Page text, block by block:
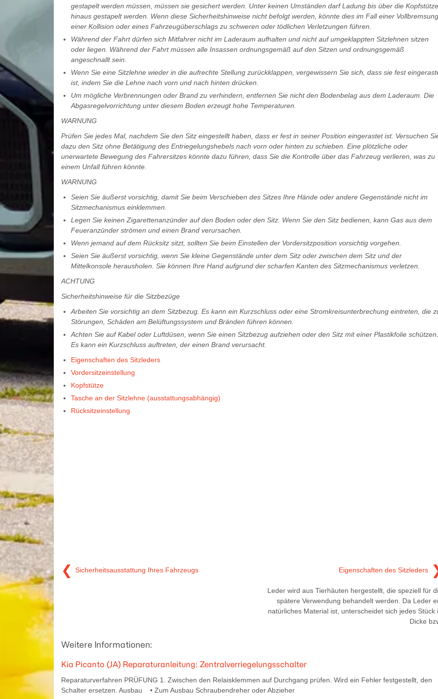
gestapelt werden müssen, müssen sie gesichert werden. Unter keinen Umständen darf Ladung bis über die
hinaus gestapelt werden. Wenn diese Sicherheitshinweise nicht befolgt werden, könnte dies im Fall einer
einer Kollision oder eines Fahrzeugüberschlags zu schweren oder tödlichen Verletzungen führen.
Während der Fahrt dürfen sich Mitfahrer nicht im Laderaum aufhalten und nicht auf umgeklappten Sitzlehnen sitzen
oder liegen. Während der Fahrt müssen alle Insassen ordnungsgemäß auf den Sitzen und ordnungsgemäß
angeschnallt sein.
Wenn Sie eine Sitzlehne wieder in die aufrechte Stellung zurückklappen, vergewissern Sie sich, dass sie fest
ist, indem Sie die Lehne nach vorn und nach hinten drücken.
Um mögliche Verbrennungen oder Brand zu verhindern, entfernen Sie nicht den Bodenbelag aus dem Laderaum. Die
Abgasregelvorrichtung unter diesem Boden erzeugt hohe Temperaturen.
WARNUNG
Prüfen Sie jedes Mal, nachdem Sie den Sitz eingestellt haben, dass er fest in seiner Position eingerastet ist. Versuchen
dazu den Sitz ohne Betätigung des Entriegelungshebels nach vorn oder hinten zu schieben. Eine plötzliche oder
unerwartete Bewegung des Fahrersitzes könnte dazu führen, dass Sie die Kontrolle über das Fahrzeug verlieren, was zu
einem Unfall führen könnte.
WARNUNG
Seien Sie äußerst vorsichtig, damit Sie beim Verschieben des Sitzes Ihre Hände oder andere Gegenstände nicht im
Sitzmechanismus einklemmen.
Legen Sie keinen Zigarettenanzünder auf den Boden oder den Sitz. Wenn Sie den Sitz bedienen, kann Gas aus dem
Feueranzünder strömen und einen Brand verursachen.
Wenn jemand auf dem Rücksitz sitzt, sollten Sie beim Einstellen der Vordersitzposition vorsichtig vorgehen.
Seien Sie äußerst vorsichtig, wenn Sie kleine Gegenstände unter dem Sitz oder zwischen dem Sitz und der
Mittelkonsole herausholen. Sie können Ihre Hand aufgrund der scharfen Kanten des Sitzmechanismus verletzen.
ACHTUNG
Sicherheitshinweise für die Sitzbezüge
Arbeiten Sie vorsichtig an dem Sitzbezug. Es kann ein Kurzschluss oder eine Stromkreisunterbrechung eintreten, die
Störungen, Schäden am Belüftungssystem und Bränden führen können.
Achten Sie auf Kabel oder Luftdüsen, wenn Sie einen Sitzbezug aufziehen oder den Sitz mit einer Plastikfolie schützen.
Es kann ein Kurzschluss auftreten, der einen Brand verursacht.
Eigenschaften des Sitzleders
Vordersitzeinstellung
Kopfstütze
Tasche an der Sitzlehne (ausstattungsabhängig)
Rücksitzeinstellung
❮ Sicherheitsausstattung Ihres Fahrzeugs Eigenschaften des Sitzleders
Leder wird aus Tierhäuten hergestellt, die speziell für
spätere Verwendung behandelt werden. Da Leder
natürliches Material ist, unterscheidet sich jedes Stück
Dicke
Weitere Informationen:
Kia Picanto (JA) Reparaturanleitung: Zentralverriegelungsschalter
Reparaturverfahren PRÜFUNG 1. Zwischen den Relaisklemmen auf Durchgang prüfen. Wird ein Fehler festgestellt, den
Schalter ersetzen. Ausbau • Zum Ausbau Schraubendreher oder Abzieher